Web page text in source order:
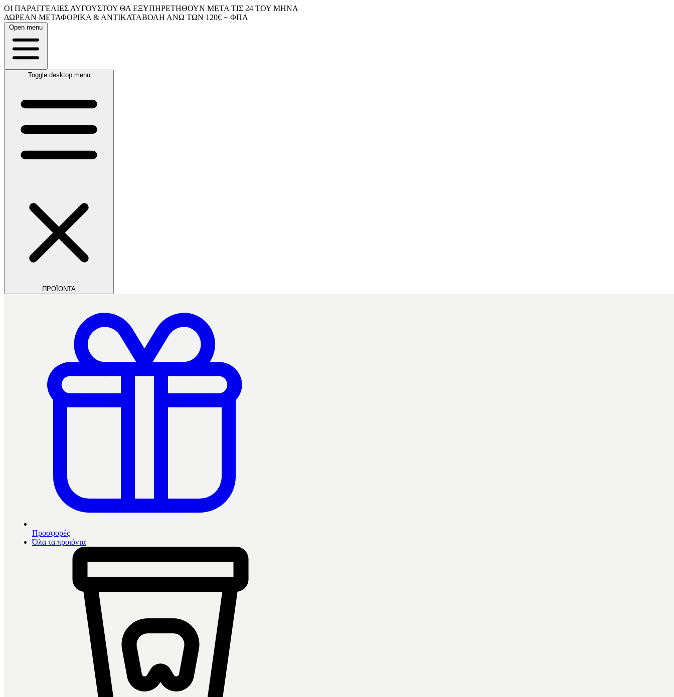
ΟΙ ΠΑΡΑΓΓΕΛΙΕΣ ΑΥΓΟΥΣΤΟΥ ΘΑ ΕΞΥΠΗΡΕΤΗΘΟΥΝ ΜΕΤΑ ΤΙΣ 24 ΤΟΥ ΜΗΝΑ
ΔΩΡΕΑΝ ΜΕΤΑΦΟΡΙΚΑ & ΑΝΤΙΚΑΤΑΒΟΛΗ ΑΝΩ ΤΩΝ 120€ + ΦΠΑ
Open menu
Toggle desktop menu
ΠΡΟΪΟΝΤΑ
Προσφορές
Όλα τα προιόντα